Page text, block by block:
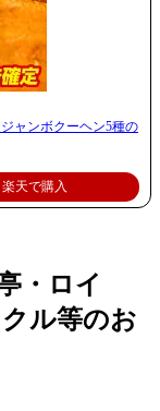
ャンボクーヘン5種の
楽天で購入
・ロイ
ル等のお